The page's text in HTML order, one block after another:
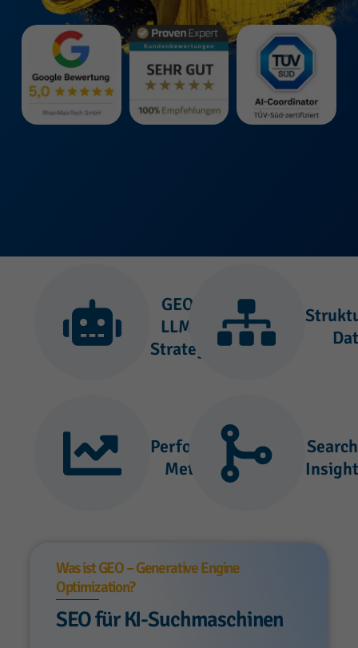
GEO &
LLMO-
Strategie
Performance
Metriken
Was ist GEO – Generative Engine
Optimization?
SEO für KI-Suchmaschinen